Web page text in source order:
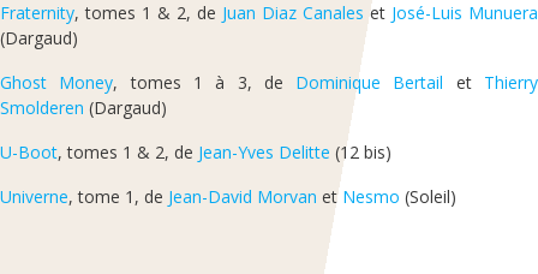
Fraternity, tomes 1 & 2, de Juan Diaz Canales et José-Luis Munuera
(Dargaud)
Ghost Money, tomes 1 à 3, de Dominique Bertail et Thierry
Smolderen (Dargaud)
U-Boot, tomes 1 & 2, de Jean-Yves Delitte (12 bis)
Univerne, tome 1, de Jean-David Morvan et Nesmo (Soleil)